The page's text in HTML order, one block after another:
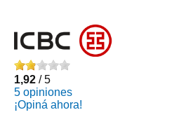
1,92/ 5
5 opiniones
¡Opiná ahora!